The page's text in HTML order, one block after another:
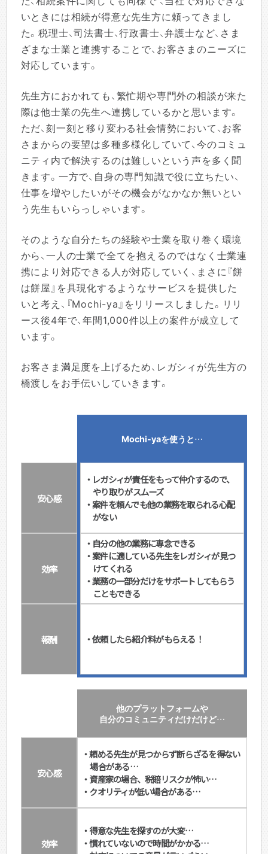
いときには相続が得意な先生方に頼ってきまし
た。税理士、司法書士、行政書士、弁護士など、さま
ざまな士業と連携することで、お客さまのニーズに
対応しています。
先生方におかれても、繁忙期や専門外の相談が来た
際は他士業の先生へ連携しているかと思います。
ただ、刻一刻と移り変わる社会情勢において、お客
さまからの要望は多種多様化していて、今のコミュ
ニティ内で解決するのは難しいという声を多く聞
きます。一方で、自身の専門知識で役に立ちたい、
仕事を増やしたいがその機会がなかなか無いとい
う先生もいらっしゃいます。
そのような自分たちの経験や士業を取り巻く環境
から、一人の士業で全てを抱えるのではなく士業連
携により対応できる人が対応していく、まさに『餅
は餅屋』を具現化するようなサービスを提供した
いと考え、『Mochi-ya』をリリースしました。リリ
ース後4年で、年間1,000件以上の案件が成立して
います。
お客さま満足度を上げるため、レガシィが先生方の
橋渡しをお手伝いしていきます。
安心感
効率
報酬
Mochi-yaを使うと…
・レガシィが責任をもって仲介するので、
やり取りがスムーズ
・案件を頼んでも他の業務を取られる心配
がない
・自分の他の業務に専念できる
・案件に適している先生をレガシィが見つ
けてくれる
・業務の一部分だけをサポートしてもらう
こともできる
・依頼したら紹介料がもらえる！
安心感
効率
他のプラットフォームや
自分のコミュニティだけだけど…
・頼める先生が見つからず断らざるを得ない
場合がある…
・資産家の場合、税賠リスクが怖い…
・クオリティが低い場合がある…
・得意な先生を探すのが大変…
・慣れていないので時間がかかる…